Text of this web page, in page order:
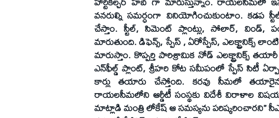
వనరుల్ని సమర్ధంగా వినియోగించుకుంటాం. కడప
చేస్తాం. స్టీల్, సిమెంట్ ప్లాంట్లు, సోలార్, విండ్,
మారుతుంది. డిఫెన్స్, స్పేస్ , ఏరోస్పేస్,
మారుస్తాం. కొప్పర్తి పారిశ్రామిక నోడ్ ఎలక్ట్రానిక్స్
ఎన్‌ఫీల్డ్ ప్లాంట్, శ్రీహరి కోట సమీపంలో స్పేస్ సిటీ
కార్లు తయారు చేస్తోంది. కరవు సీమలో తయారైన
రాయలసీమలోని ఆర్డీటీ సంస్థకు విదేశీ విరాళాల
మాట్లాడి మంత్రి లోకేష్ ఆ సమస్యను పరిష్కరించారని”